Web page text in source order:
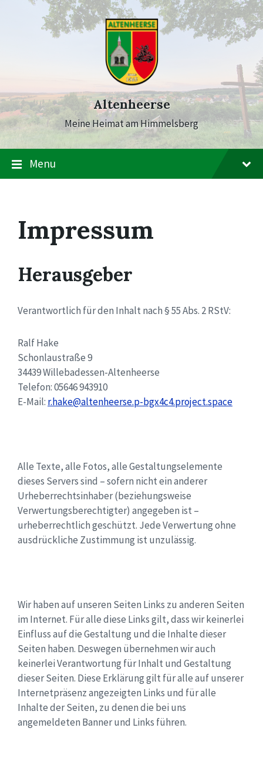
Altenheerse
Meine Heimat am Himmelsberg
Menu
Impressum
Herausgeber
Verantwortlich für den Inhalt nach § 55 Abs. 2 RStV:
Ralf Hake
Schonlaustraße 9
34439 Willebadessen-Altenheerse
Telefon: 05646 943910
E-Mail: r.hake@altenheerse.p-bgx4c4.project.space
Alle Texte, alle Fotos, alle Gestaltungselemente
dieses Servers sind – sofern nicht ein anderer
Urheberrechtsinhaber (beziehungsweise
Verwertungsberechtigter) angegeben ist –
urheberrechtlich geschützt. Jede Verwertung ohne
ausdrückliche Zustimmung ist unzulässig.
Wir haben auf unseren Seiten Links zu anderen Seiten
im Internet. Für alle diese Links gilt, dass wir keinerlei
Einfluss auf die Gestaltung und die Inhalte dieser
Seiten haben. Deswegen übernehmen wir auch
keinerlei Verantwortung für Inhalt und Gestaltung
dieser Seiten. Diese Erklärung gilt für alle auf unserer
Internetpräsenz angezeigten Links und für alle
Inhalte der Seiten, zu denen die bei uns
angemeldeten Banner und Links führen.